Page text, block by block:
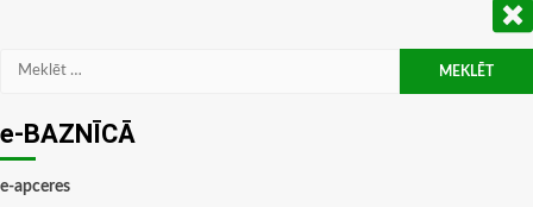
Meklēt:
e-BAZNĪCĀ
e-apceres